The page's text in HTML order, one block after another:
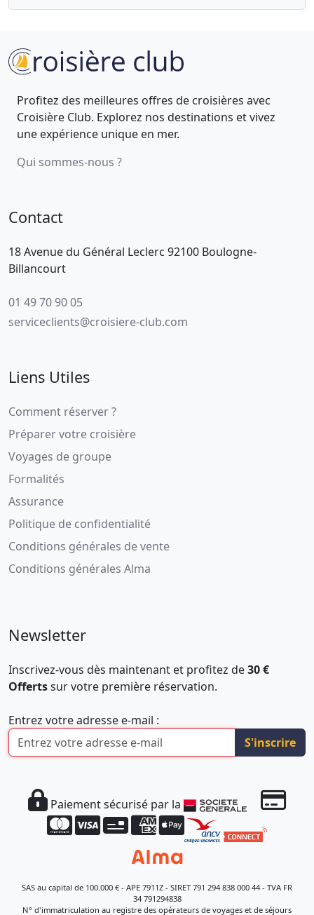
Profitez des meilleures offres de croisières avec
Croisière Club. Explorez nos destinations et vivez
une expérience unique en mer.
Qui sommes-nous ?
Contact
18 Avenue du Général Leclerc 92100 Boulogne-
Billancourt
01 49 70 90 05
serviceclients@croisiere-club.com
Liens Utiles
Comment réserver ?
Préparer votre croisière
Voyages de groupe
Formalités
Assurance
Politique de confidentialité
Conditions générales de vente
Conditions générales Alma
Newsletter
Inscrivez-vous dès maintenant et profitez de30 €
Offertssur votre première réservation.
Entrez votre adresse e-mail :
S'inscrire
Paiement sécurisé par la
SAS au capital de 100.000 € - APE 7911Z - SIRET 791 294 838 000 44 - TVA FR
34 791294838
N° d'immatriculation au registre des opérateurs de voyages et de séjours